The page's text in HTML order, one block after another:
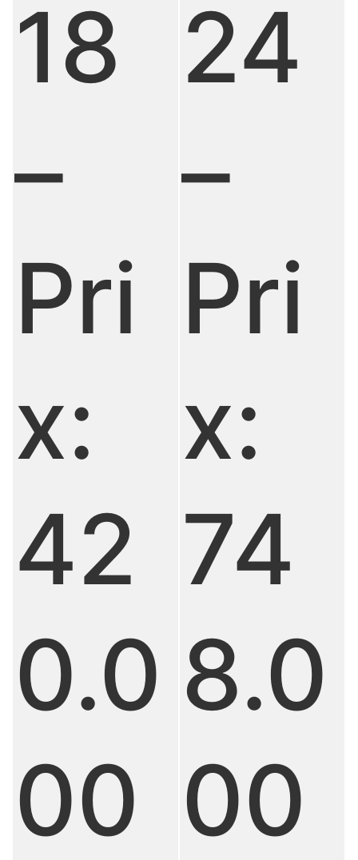
18
–
Pri
x:
42
0.0
00
24
–
Pri
x:
74
8.0
00